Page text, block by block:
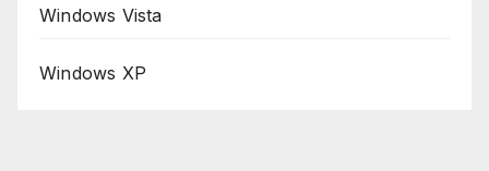
Windows Vista
Windows XP